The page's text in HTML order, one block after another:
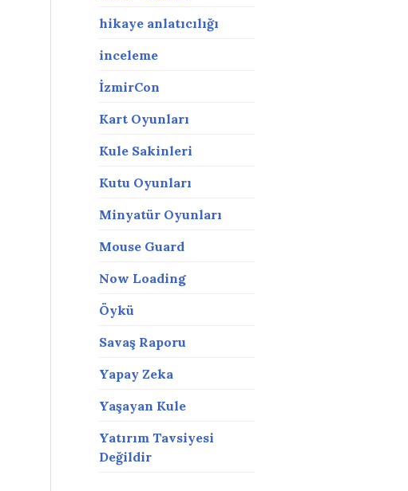
hikaye anlatıcılığı
inceleme
İzmirCon
Kart Oyunları
Kule Sakinleri
Kutu Oyunları
Minyatür Oyunları
Mouse Guard
Now Loading
Öykü
Savaş Raporu
Yapay Zeka
Yaşayan Kule
Yatırım Tavsiyesi
Değildir